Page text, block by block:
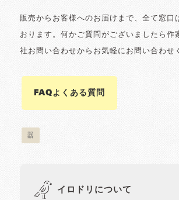
販売からお客様へのお届けまで、全て窓口
おります。何かご質問がございましたら作
社お問い合わせからお気軽にお問い合わせ
FAQよくある質問
器
イロドリについて